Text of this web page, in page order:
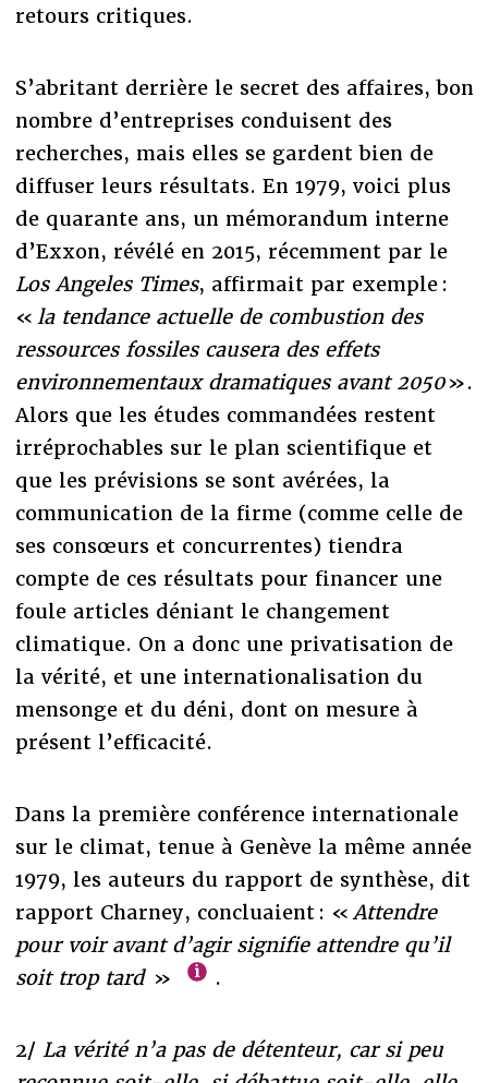
retours critiques.
S’abritant derrière le secret des affaires, bon
nombre d’entreprises conduisent des
recherches, mais elles se gardent bien de
diffuser leurs résultats. En 1979, voici plus
de quarante ans, un mémorandum interne
d’Exxon, révélé en 2015, récemment par le
Los Angeles Times, affirmait par exemple :
« la tendance actuelle de combustion des
ressources fossiles causera des effets
environnementaux dramatiques avant 2050».
Alors que les études commandées restent
irréprochables sur le plan scientifique et
que les prévisions se sont avérées, la
communication de la firme (comme celle de
ses consœurs et concurrentes) tiendra
compte de ces résultats pour financer une
foule articles déniant le changement
climatique. On a donc une privatisation de
la vérité, et une internationalisation du
mensonge et du déni, dont on mesure à
présent l’efficacité.
Dans la première conférence internationale
sur le climat, tenue à Genève la même année
1979, les auteurs du rapport de synthèse, dit
rapport Charney, concluaient : «Attendre
pour voir avant d’agir signifie attendre qu’il
soit trop tard » .
2/ La vérité n’a pas de détenteur, car si peu